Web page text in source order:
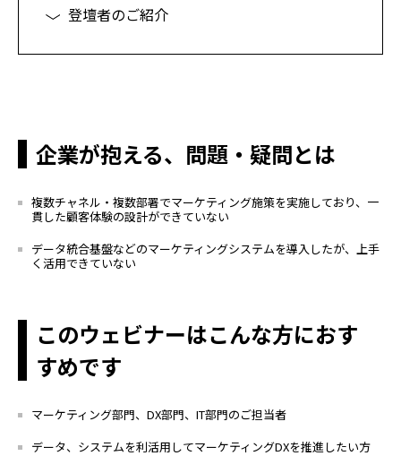
登壇者のご紹介
企業が抱える、問題・疑問とは
複数チャネル・複数部署でマーケティング施策を実施しており、一
貫した顧客体験の設計ができていない
データ統合基盤などのマーケティングシステムを導入したが、上手
く活用できていない
このウェビナーはこんな方におす
すめです
マーケティング部門、 DX部門、 IT部門のご担当者
データ、 システムを利活用してマーケティングDXを推進したい方